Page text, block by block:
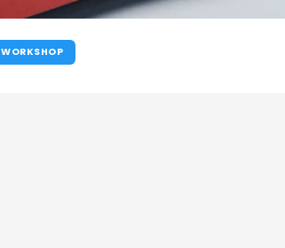
WORKSHOP